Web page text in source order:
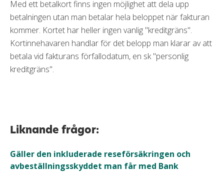
Med ett betalkort finns ingen möjlighet att dela upp
betalningen utan man betalar hela beloppet när fakturan
kommer. Kortet har heller ingen vanlig "kreditgräns".
Kortinnehavaren handlar för det belopp man klarar av att
betala vid fakturans förfallodatum, en sk "personlig
kreditgräns".
Liknande frågor:
Gäller den inkluderade reseförsäkringen och
avbeställningsskyddet man får med Bank